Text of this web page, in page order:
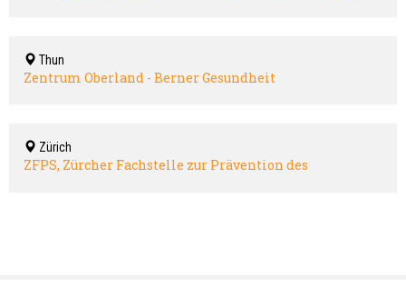
Thun
Zentrum Oberland - Berner Gesundheit
Zürich
ZFPS, Zürcher Fachstelle zur Prävention des